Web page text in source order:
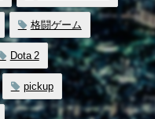
格闘ゲーム
Dota 2
pickup